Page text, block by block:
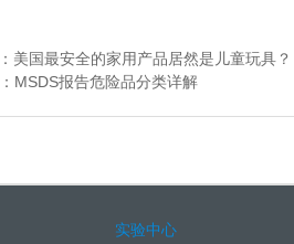
美国最安全的家用产品居然是儿童玩具？
MSDS报告危险品分类详解
实验中心